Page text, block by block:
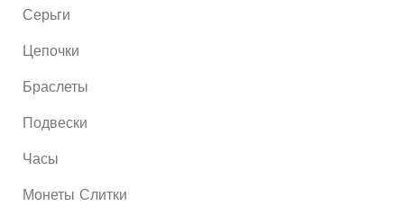
Серьги
Цепочки
Браслеты
Подвески
Часы
Монеты Слитки